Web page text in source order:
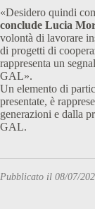
«Desidero quindi
conclude Lucia
volontà di lavorare
di progetti di
rappresenta un
GAL».
Un elemento di
presentate, è
generazioni e dalla
GAL.
Pubblicato il 08/07/